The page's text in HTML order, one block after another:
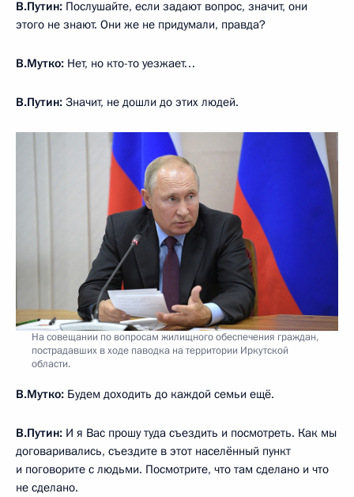
В.Путин: Послушайте, если задают вопрос, значит, они
этого не знают. Они же не придумали, правда?
В.Мутко: Нет, но кто-то уезжает…
В.Путин: Значит, не дошли до этих людей.
На совещании по вопросам жилищного обеспечения граждан,
пострадавших в ходе паводка на территории Иркутской
области.
В.Мутко: Будем доходить до каждой семьи ещё.
В.Путин: И я Вас прошу туда съездить и посмотреть. Как мы
договаривались, съездите в этот населённый пункт
и поговорите с людьми. Посмотрите, что там сделано и что
не сделано.